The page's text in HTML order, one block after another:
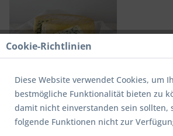
Cookie-Richtlinien
Diese Website verwendet Cookies, um
bestmögliche Funktionalität bieten zu
damit nicht einverstanden sein sollten,
folgende Funktionen nicht zur